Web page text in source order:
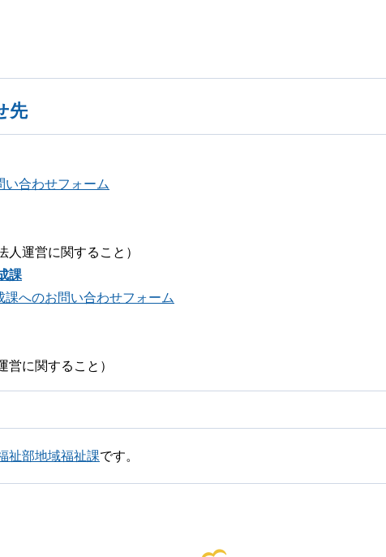
先
合わせフォーム
運営に関すること）
課
へのお問い合わせフォーム
に関すること）
祉部地域福祉課です。